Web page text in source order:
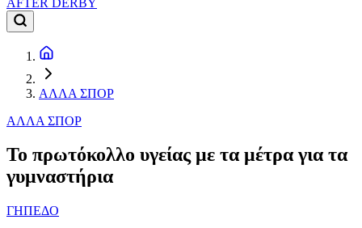
ΑΛΛΑ ΣΠΟΡ
ΑΛΛΑ ΣΠΟΡ
To πρωτόκολλο υγείας με τα μέτρα για τα
γυμναστήρια
ΓΗΠΕΔΟ